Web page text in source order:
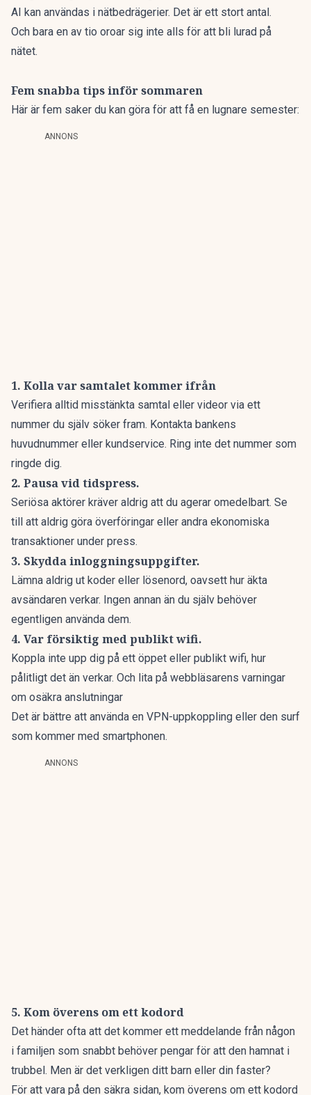
AI kan användas i nätbedrägerier. Det är ett stort antal.
Och bara en av tio oroar sig inte alls för att bli lurad på
nätet.
Fem snabba tips inför sommaren
Här är fem saker du kan göra för att få en lugnare semester:
ANNONS
1. Kolla var samtalet kommer ifrån
Verifiera alltid misstänkta samtal eller videor via ett
nummer du själv söker fram. Kontakta bankens
huvudnummer eller kundservice. Ring inte det nummer som
ringde dig.
2. Pausa vid tidspress.
Seriösa aktörer kräver aldrig att du agerar omedelbart. Se
till att aldrig göra överföringar eller andra ekonomiska
transaktioner under press.
3. Skydda inloggningsuppgifter.
Lämna aldrig ut koder eller lösenord, oavsett hur äkta
avsändaren verkar. Ingen annan än du själv behöver
egentligen använda dem.
4. Var försiktig med publikt wifi.
Koppla inte upp dig på ett öppet eller publikt wifi, hur
pålitligt det än verkar. Och lita på webbläsarens varningar
om osäkra anslutningar
Det är bättre att använda en VPN-uppkoppling eller den surf
som kommer med smartphonen.
ANNONS
5. Kom överens om ett kodord
Det händer ofta att det kommer ett meddelande från någon
i familjen som snabbt behöver pengar för att den hamnat i
trubbel. Men är det verkligen ditt barn eller din faster?
För att vara på den säkra sidan, kom överens om ett kodord